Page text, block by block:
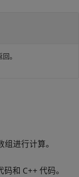
。
进行计算。
和 C++ 代码。